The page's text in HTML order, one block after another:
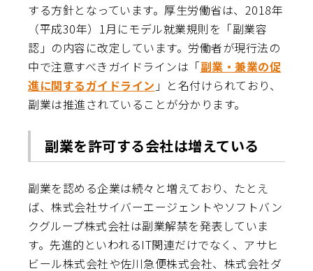
する方針となっています。厚生労働省は、2018年
（平成30年）1月にモデル就業規則を「副業容
認」の内容に改定しています。労働者が現行法の
中で注意すべきガイドラインは「副業・兼業の促
進に関するガイドライン 」と名付けられており、
副業は推進されていることが分かります。
副業を許可する会社は増えている
副業を認める企業は続々と増えており、たとえ
ば、株式会社サイバーエージェントやソフトバン
クグループ株式会社は副業解禁を発表していま
す。先進的といわれるIT関連だけでなく、アサヒ
ビール株式会社や佐川急便株式会社、株式会社ダ